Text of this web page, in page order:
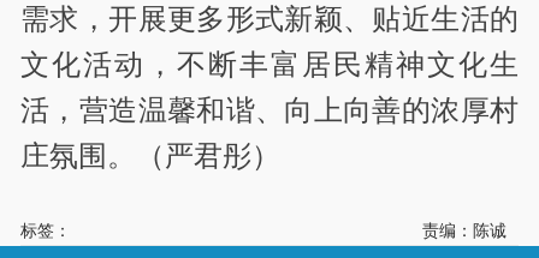
需求，开展更多形式新颖、贴近生活的
文化活动，不断丰富居民精神文化生
活，营造温馨和谐、向上向善的浓厚村
庄氛围。（ 严君彤）
标签： 责编：陈诚